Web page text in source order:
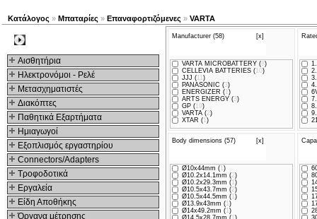
Κατάλογος » Μπαταρίες » Επαναφορτιζόμενες » VARTA
Αισθητήρια
Ηλεκτρονόμοι - Ρελέ
Μετασχηματιστές
Διακόπτες
Παθητικά Εξαρτήματα
Hμιαγωγοί
Εξοπλισμός εργαστηρίου
Connectors/Adapters
Τροφοδοτικά
Εργαλεία
Είδη Αποθήκης
Όργανα μέτρησης
Manufacturer (58) [x]
VARTA MICROBATTERY ( 8 )
CELLEVIA BATTERIES (10)
JJJ (11)
PANASONIC (3 )
ENERGIZER (1)
ARTS ENERGY (3 )
GP (19)
VARTA (2)
XTAR (1)
Body dimensions (57) [x]
Ø10x44mm (1)
Ø10.2x14.1mm (2)
Ø10.2x29.3mm (1)
Ø10.5x43.7mm (2)
Ø10.5x44.5mm (1)
Ø13.9x43mm (1)
Ø14x49.2mm (1)
Ø14.5x28.7mm (1)